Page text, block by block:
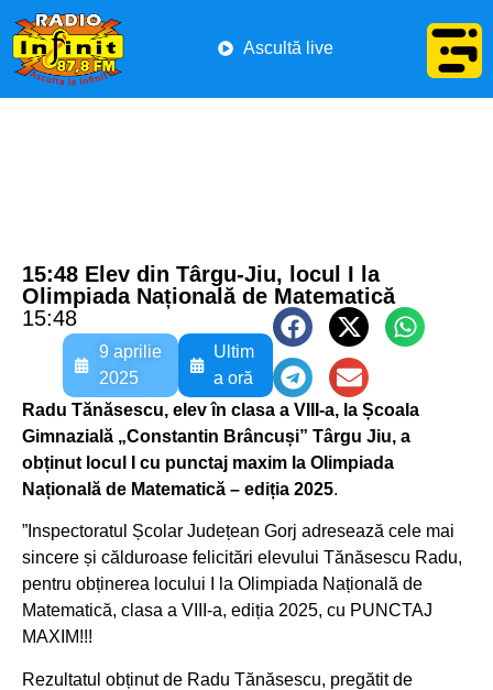
Ascultă live
15:48 Elev din Târgu-Jiu, locul I la
Olimpiada Națională de Matematică
15:48
9 aprilie
2025
Ultim
a oră
Radu Tănăsescu, elev în clasa a VIII-a, la Școala
Gimnazială „Constantin Brâncuși” Târgu Jiu, a
obținut locul I cu punctaj maxim la Olimpiada
Națională de Matematică – ediția 2025.
”Inspectoratul Școlar Județean Gorj adresează cele mai
sincere și călduroase felicitări elevului Tănăsescu Radu,
pentru obținerea locului I la Olimpiada Națională de
Matematică, clasa a VIII-a, ediția 2025, cu PUNCTAJ
MAXIM!!!
Rezultatul obținut de Radu Tănăsescu, pregătit de